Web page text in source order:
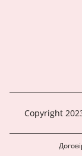
Copyright